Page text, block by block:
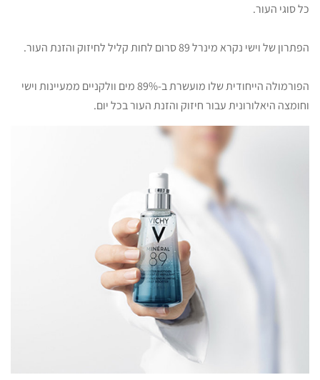
כל סוגי העור.
הפתרון של וישי נקרא מינרל 89 סרום לחות קליל לחיזוק והזנת העור.
הפורמולה הייחודית שלו מועשרת ב-89% מים וולקניים ממעיינות וישי
וחומצה היאלורונית עבור חיזוק והזנת העור בכל יום.